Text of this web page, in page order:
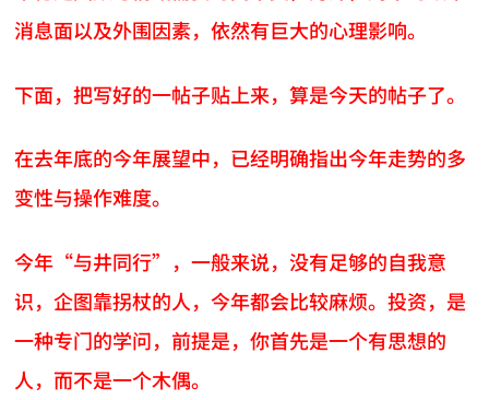
消息面以及外围因素，依然有巨大的心理影响。
下面，把写好的一帖子贴上来，算是今天的帖子了。
在去年底的今年展望中，已经明确指出今年走势的多
变性与操作难度。
今年“与井同行”，一般来说，没有足够的自我意
识，企图靠拐杖的人，今年都会比较麻烦。投资，是
一种专门的学问，前提是，你首先是一个有思想的
人，而不是一个木偶。